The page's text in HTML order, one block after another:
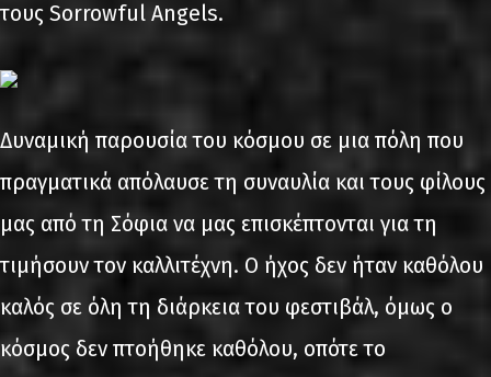
τους Sorrowful Angels.
Δυναμική παρουσία του κόσμου σε μια πόλη που
πραγματικά απόλαυσε τη συναυλία και τους φίλους
μας από τη Σόφια να μας επισκέπτονται για τη
τιμήσουν τον καλλιτέχνη. Ο ήχος δεν ήταν καθόλου
καλός σε όλη τη διάρκεια του φεστιβάλ, όμως ο
κόσμος δεν πτοήθηκε καθόλου, οπότε το